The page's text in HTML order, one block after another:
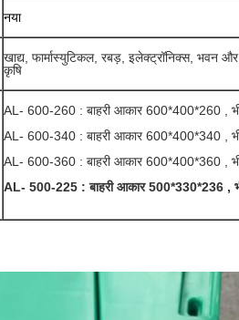
नया
खाद्य, फार्मास्युटिकल, रबड़, इलेक्ट्रॉनिक्स, भवन और
कृषि
AL- 600-260 : बाहरी आकार 600*400*260 ,
AL- 600-340 : बाहरी आकार 600*400*340 ,
AL- 600-360 : बाहरी आकार 600*400*360 ,
AL- 500-225 : बाहरी आकार 500*330*236 ,